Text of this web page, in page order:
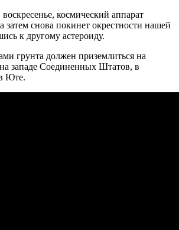
космический аппарат
затем снова покинет окрестности нашей
к другому астероиду.
грунта должен приземлиться на
западе Соединенных Штатов, в
Юте.